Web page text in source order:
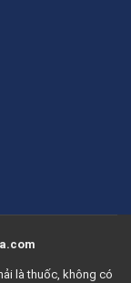
là thuốc, không có